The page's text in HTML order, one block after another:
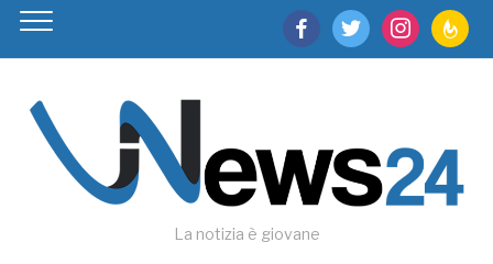
facebooktwitter instagram
La notizia è giovane